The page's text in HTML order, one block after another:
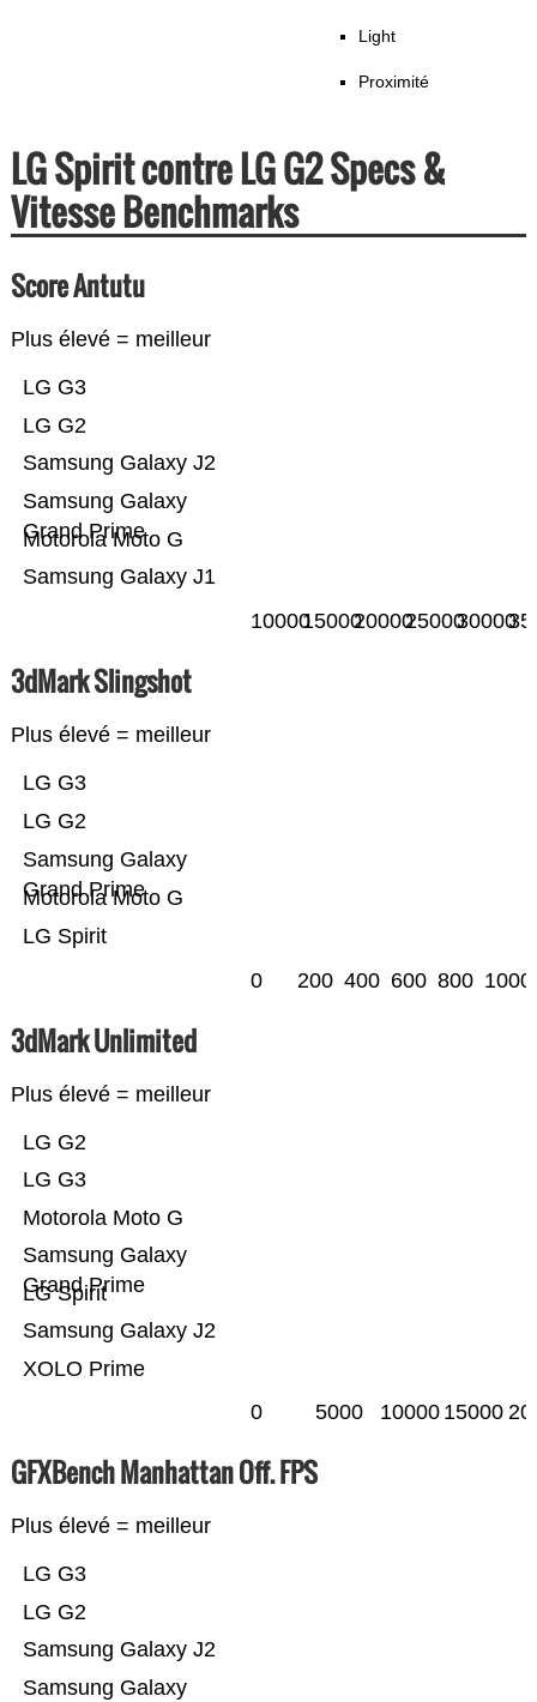
Light
Proximité
LG Spirit contre LG G2 Specs &
Vitesse Benchmarks
Score Antutu
Plus élevé = meilleur
Samsung Galaxy J1
Motorola Moto G
Samsung Galaxy
Grand Prime
Samsung Galaxy J2
LG G2
LG G3
1000015000200002500030000
3dMark Slingshot
Plus élevé = meilleur
LG Spirit
Motorola Moto G
Samsung Galaxy
Grand Prime
LG G2
LG G3
0 200 400 600 800 1000
3dMark Unlimited
Plus élevé = meilleur
XOLO Prime
Samsung Galaxy J2
LG Spirit
Samsung Galaxy
Grand Prime
Motorola Moto G
LG G3
LG G2
0 5000 10000 15000
GFXBench Manhattan Off. FPS
Plus élevé = meilleur
Samsung Galaxy
Samsung Galaxy J2
LG G2
LG G3